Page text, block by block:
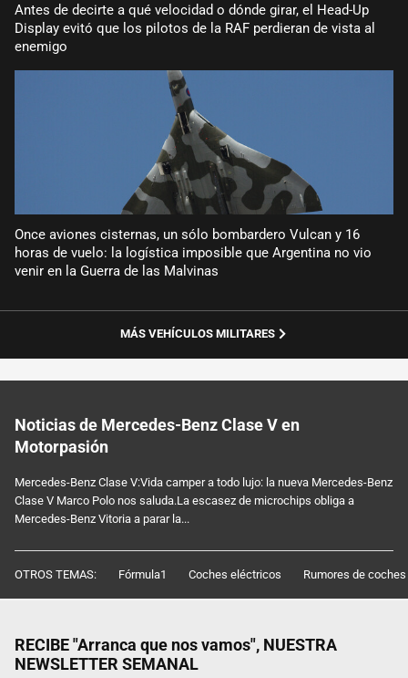
Antes de decirte a qué velocidad o dónde girar, el Head-Up
Display evitó que los pilotos de la RAF perdieran de vista al
enemigo
Once aviones cisternas, un sólo bombardero Vulcan y 16
horas de vuelo: la logística imposible que Argentina no vio
venir en la Guerra de las Malvinas
MÁS VEHÍCULOS MILITARES
Noticias de Mercedes-Benz Clase V en
Motorpasión
Mercedes-Benz Clase V:Vida camper a todo lujo: la nueva Mercedes-Benz
Clase V Marco Polo nos saluda.La escasez de microchips obliga a
Mercedes-Benz Vitoria a parar la...
OTROS TEMAS: Fórmula1 Coches eléctricos Rumores de coches
RECIBE "Arranca que nos vamos", NUESTRA
NEWSLETTER SEMANAL